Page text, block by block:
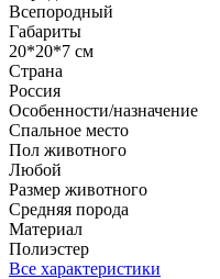
Всепородный
Габариты
20*20*7 см
Страна
Россия
Особенности/назначение
Спальное место
Пол животного
Любой
Размер животного
Средняя порода
Материал
Полиэстер
Все характеристики